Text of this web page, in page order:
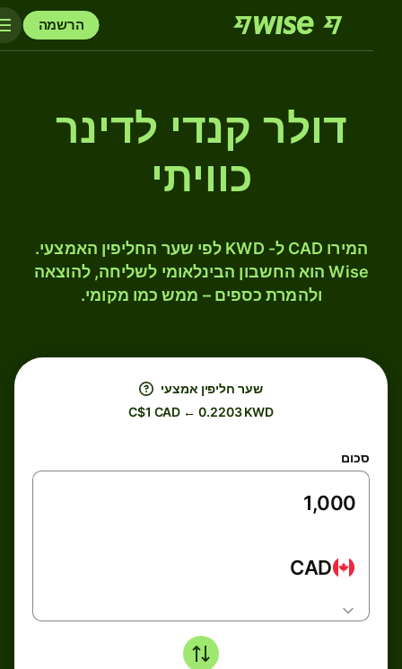
הרשמה
דולר קנדי לדינר
כוויתי
המירו CAD ל- KWD לפי שער החליפין האמצעי.
Wise הוא החשבון הבינלאומי לשליחה, להוצאה
ולהמרת כספים – ממש כמו מקומי.
שער חליפין אמצעי
C$1 CAD ← 0.2203 KWD
סכום
CAD